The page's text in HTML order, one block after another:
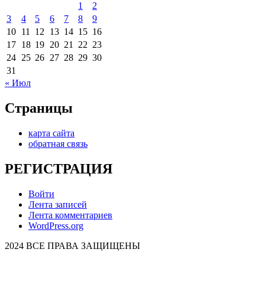
1
2
3
4 5 6 7 8
9
10 11 12 13 14 15 16
17 18 19 20 21 22 23
24 25 26 27 28 29 30
31
« Июл
Страницы
карта сайта
обратная связь
РЕГИСТРАЦИЯ
Войти
Лента записей
Лента комментариев
WordPress.org
2024 ВСЕ ПРАВА ЗАЩИЩЕНЫ